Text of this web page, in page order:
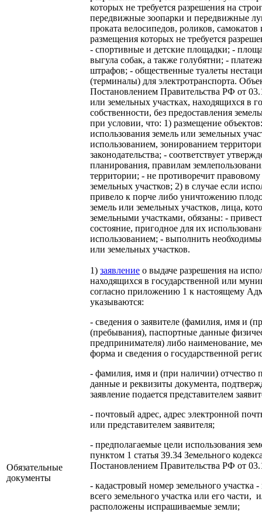
которых не требуется разрешения на
передвижные зоопарки и передвижные
проката велосипедов, роликов,
размещения которых не требуется
- спортивные и детские площадки; -
выгула собак, а также голубятни; -
штрафов; - общественные туалеты
(терминалы) для электротранспорта.
Постановлением Правительства РФ от
или земельных участках, находящихся в
собственности, без предоставления
при условии, что: 1) размещение
использования земель или земельных
использованием, зонированием
законодательства; - соответствует
планирования, правилам
территории; - не противоречит
земельных участков; 2) в случае если
привело к порче либо уничтожению
земель или земельных участков, лица,
земельными участками, обязаны: -
состояние, пригодное для их
использованием; - выполнить
или земельных участков.
Обязательные
документы
1) заявление о выдаче разрешения на
находящихся в государственной или
согласно приложению 1 к настоящему
указываются:
- сведения о заявителе (фамилия, имя и
(пребывания), паспортные данные
предпринимателя) либо наименование,
форма и сведения о государственной
- фамилия, имя и (при наличии) отчество
данные и реквизиты документа,
заявление подается представителем
- почтовый адрес, адрес электронной
или представителем заявителя;
- предполагаемые цели использования
пунктом 1 статья 39.34 Земельного
Постановлением Правительства РФ от
- кадастровый номер земельного участка
всего земельного участка или его части,
расположены испрашиваемые земли;